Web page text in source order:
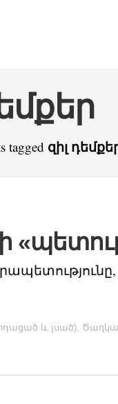
tagged զիլ
և լսած),